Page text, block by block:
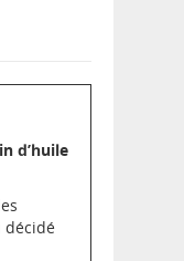
d’huile
décidé